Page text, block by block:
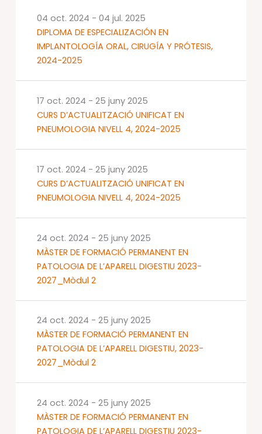
DIPLOMA DE ESPECIALIZACIÓN EN
IMPLANTOLOGÍA ORAL, CIRUGÍA Y PRÓTESIS,
2024-2025
04 oct. 2024 - 04 jul. 2025
CURS D’ACTUALITZACIÓ UNIFICAT EN
PNEUMOLOGIA NIVELL 4, 2024-2025
17 oct. 2024 - 25 juny 2025
CURS D’ACTUALITZACIÓ UNIFICAT EN
PNEUMOLOGIA NIVELL 4, 2024-2025
17 oct. 2024 - 25 juny 2025
MÀSTER DE FORMACIÓ PERMANENT EN
PATOLOGIA DE L’APARELL DIGESTIU 2023-
2027_Mòdul 2
24 oct. 2024 - 25 juny 2025
MÀSTER DE FORMACIÓ PERMANENT EN
PATOLOGIA DE L’APARELL DIGESTIU, 2023-
2027_Mòdul 2
24 oct. 2024 - 25 juny 2025
MÀSTER DE FORMACIÓ PERMANENT EN
PATOLOGIA DE L’APARELL DIGESTIU 2023-
24 oct. 2024 - 25 juny 2025